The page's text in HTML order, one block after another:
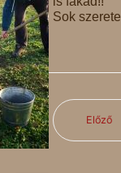
Sok
Előző